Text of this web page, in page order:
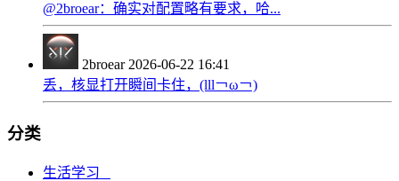
@2broear：确实对配置略有要求，哈...
2broear 2026-06-22 16:41
丢，核显打开瞬间卡住，(lll￢ω￢)
分类
生活学习